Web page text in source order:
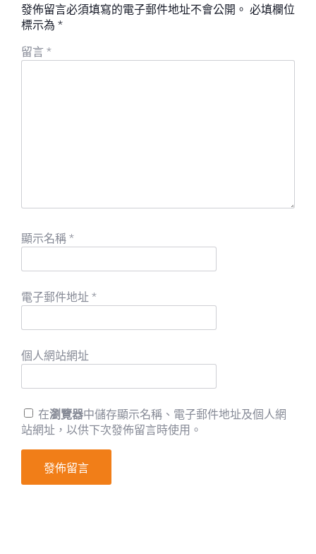
發佈留言必須填寫的電子郵件地址不會公開。 必填欄位
標示為 *
留言 *
顯示名稱 *
電子郵件地址 *
個人網站網址
在瀏覽器中儲存顯示名稱、電子郵件地址及個人網
站網址，以供下次發佈留言時使用。